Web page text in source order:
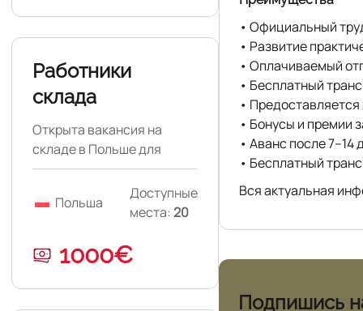
Работники
склада
Открыта вакансия на
складе в Польше для
мужчин и женщин. Можно
Польша
Доступные
места: 20
1000€
• Официальный
• Развитие
• Оплачиваемый
• Бесплатный
•
• Бонусы и премии
• Аванс после 7–14
• Бесплатный
Вся актуальная
Подпишись